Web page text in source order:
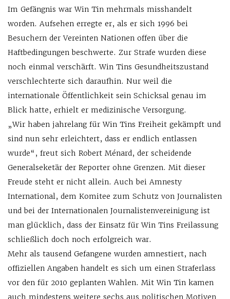
Im Gefängnis war Win Tin mehrmals misshandelt
worden. Aufsehen erregte er, als er sich 1996 bei
Besuchern der Vereinten Nationen offen über die
Haftbedingungen beschwerte. Zur Strafe wurden diese
noch einmal verschärft. Win Tins Gesundheitszustand
verschlechterte sich daraufhin. Nur weil die
internationale Öffentlichkeit sein Schicksal genau im
Blick hatte, erhielt er medizinische Versorgung.
„Wir haben jahrelang für Win Tins Freiheit gekämpft und
sind nun sehr erleichtert, dass er endlich entlassen
wurde“, freut sich Robert Ménard, der scheidende
Generalseketär der Reporter ohne Grenzen. Mit dieser
Freude steht er nicht allein. Auch bei Amnesty
International, dem Komitee zum Schutz von Journalisten
und bei der Internationalen Journalistenvereinigung ist
man glücklich, dass der Einsatz für Win Tins Freilassung
schließlich doch noch erfolgreich war.
Mehr als tausend Gefangene wurden amnestiert, nach
offiziellen Angaben handelt es sich um einen Straferlass
vor den für 2010 geplanten Wahlen. Mit Win Tin kamen
auch mindestens weitere sechs aus politischen Motiven